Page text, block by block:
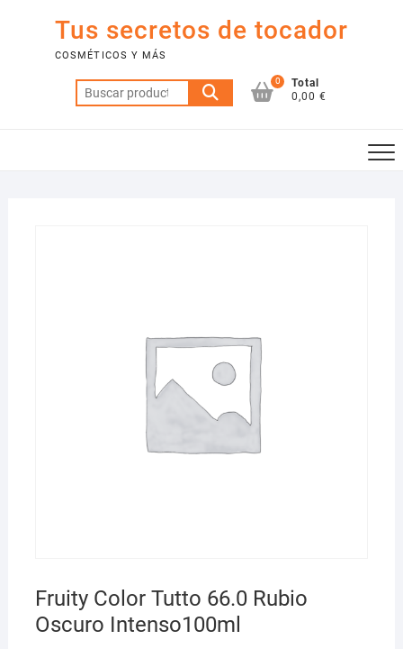
contenido
Tus secretos de tocador
COSMÉTICOS Y MÁS
Buscar
por:
0
Total
0,00 €
Fruity Color Tutto 66.0 Rubio
Oscuro Intenso100ml